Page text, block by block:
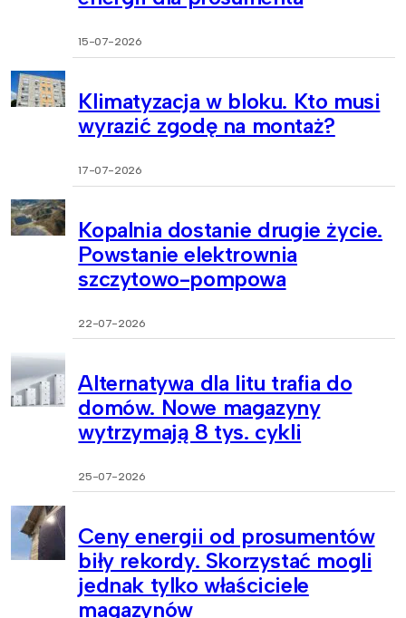
15-07-2026
Klimatyzacja w bloku. Kto musi
wyrazić zgodę na montaż?
17-07-2026
Kopalnia dostanie drugie życie.
Powstanie elektrownia
szczytowo-pompowa
22-07-2026
Alternatywa dla litu trafia do
domów. Nowe magazyny
wytrzymają 8 tys. cykli
25-07-2026
Ceny energii od prosumentów
biły rekordy. Skorzystać mogli
jednak tylko właściciele
magazynów